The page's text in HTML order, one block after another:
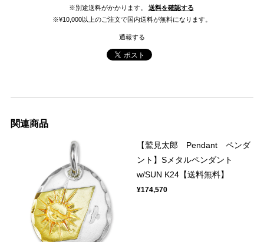
※別途送料がかかります。
送料を確認する
※¥10,000以上のご注文で国内送料が無料になります。
通報する
関連商品
【鷲見太郎 Pendant ペンダ
ント】Sメタルペンダント
w/SUN K24【送料無料】
¥174,570